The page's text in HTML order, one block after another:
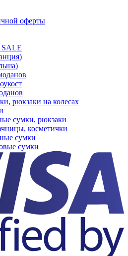
оферты
рюкзаки на колесах
сумки, рюкзаки
косметички
сумки
сумки